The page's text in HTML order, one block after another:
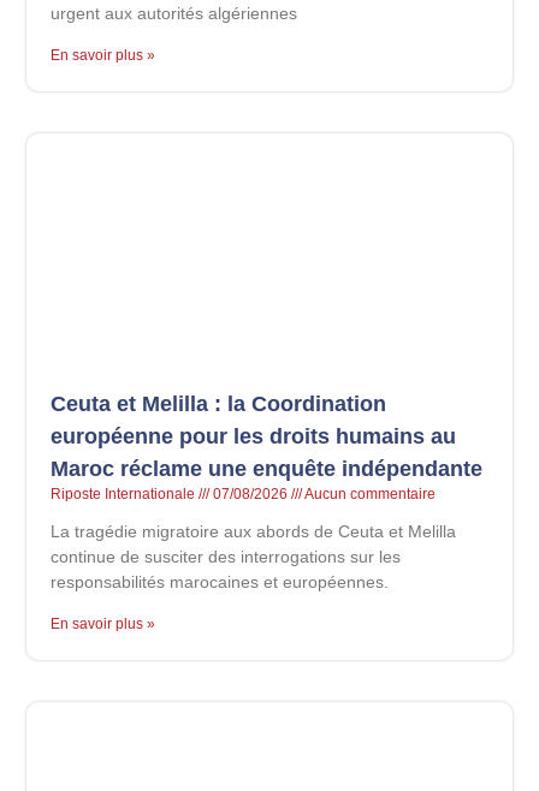
urgent aux autorités algériennes
En savoir plus »
Ceuta et Melilla : la Coordination
européenne pour les droits humains au
Maroc réclame une enquête indépendante
Riposte Internationale 07/08/2026 Aucun commentaire
La tragédie migratoire aux abords de Ceuta et Melilla
continue de susciter des interrogations sur les
responsabilités marocaines et européennes.
En savoir plus »